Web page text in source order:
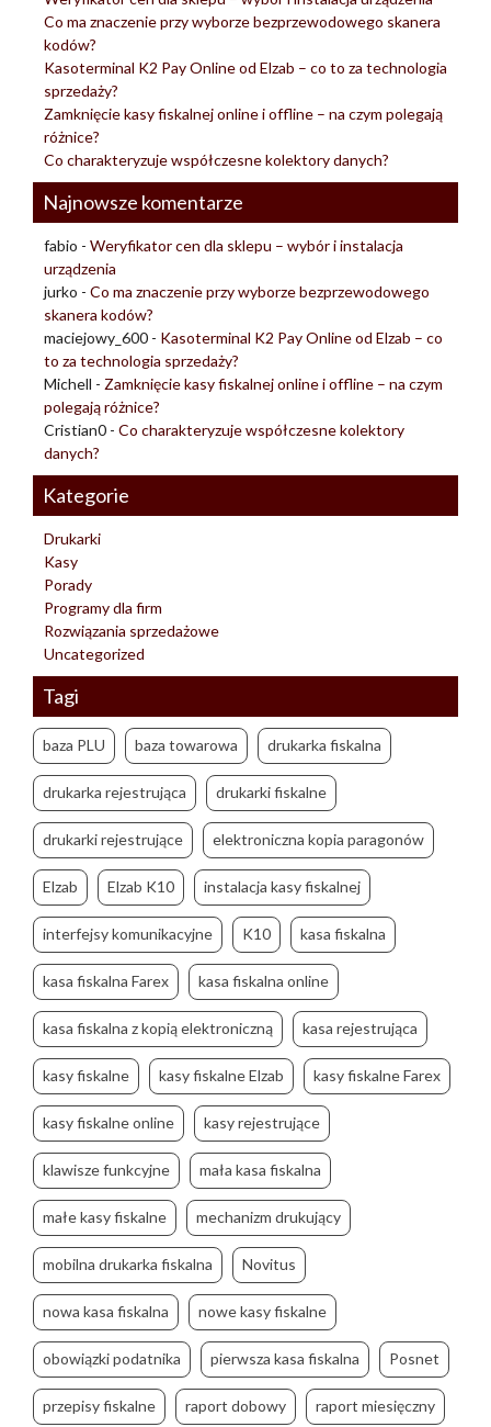
Co ma znaczenie przy wyborze bezprzewodowego skanera
kodów?
Kasoterminal K2 Pay Online od Elzab – co to za technologia
sprzedaży?
Zamknięcie kasy fiskalnej online i offline – na czym polegają
różnice?
Co charakteryzuje współczesne kolektory danych?
Najnowsze komentarze
fabio - Weryfikator cen dla sklepu – wybór i instalacja
urządzenia
jurko - Co ma znaczenie przy wyborze bezprzewodowego
skanera kodów?
maciejowy_600 - Kasoterminal K2 Pay Online od Elzab – co
to za technologia sprzedaży?
Michell - Zamknięcie kasy fiskalnej online i offline – na czym
polegają różnice?
Cristian0 - Co charakteryzuje współczesne kolektory
danych?
Kategorie
Drukarki
Kasy
Porady
Programy dla firm
Rozwiązania sprzedażowe
Uncategorized
Tagi
baza PLU baza towarowa drukarka fiskalna
drukarka rejestrująca drukarki fiskalne
drukarki rejestrujące elektroniczna kopia paragonów
Elzab Elzab K10 instalacja kasy fiskalnej
interfejsy komunikacyjne K10 kasa fiskalna
kasa fiskalna Farex kasa fiskalna online
kasa fiskalna z kopią elektroniczną kasa rejestrująca
kasy fiskalne kasy fiskalne Elzab kasy fiskalne Farex
kasy fiskalne online kasy rejestrujące
klawisze funkcyjne mała kasa fiskalna
małe kasy fiskalne mechanizm drukujący
mobilna drukarka fiskalna Novitus
nowa kasa fiskalna nowe kasy fiskalne
obowiązki podatnika pierwsza kasa fiskalna Posnet
przepisy fiskalne raport dobowy raport miesięczny